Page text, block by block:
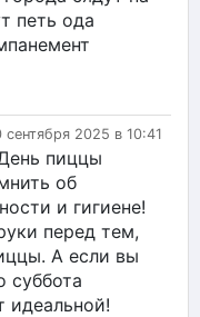
петь ода
сентября 2025 в 10:41
пиццы
об
и гигиене!
перед тем,
А если вы
суббота
идеальной!